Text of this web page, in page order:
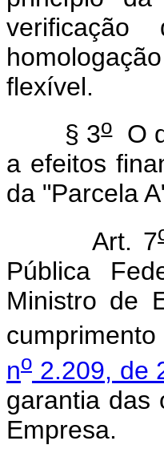
flexível.
§ 3oO
a efeitos
da "Parcela
Art. 7
Pública
Ministro de
no 2.209, de
garantia das
Empresa.